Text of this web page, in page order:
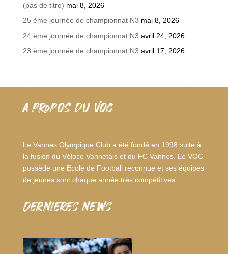
(pas de titre) mai 8, 2026
25 ème journée de championnat N3 mai 8, 2026
24 ème journée de championnat N3 avril 24, 2026
23 ème journée de championnat N3 avril 17, 2026
A PROPOS DU VOC
Le Vannes Olympique Club a été fondé en 1998 suite à
la fusion du Véloce Vannetais et du FC Vannes. Le VOC
possède une Ecole de Football reconnue et ses équipes
de jeunes sont chaque année très compétitives.
dernieres news